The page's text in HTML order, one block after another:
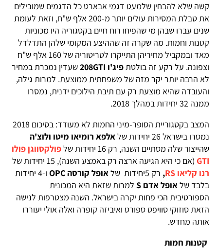
קשה שלא להבחין שלמעט דגמי אבארט כל הדגמים שמובילים
את טבלת המסירות עולים יותר מ-200 אלף ש"ח, וזאת לעומת
שנים עברו שבהן מי שהפיחו רוח חיים בקטגוריה היו מכוניות
קטנות וחמות. מה שקרה זה שההיצע המקומי שלהן התדלדל
מאד ובמקביל מחיריהן התייקרו לטריטוריה של 160 אלף ש"ח
וצפונה. על רקע זה בולטתפיג'ו 208GTIשעדין נמכרת במחיר
לא הרבה יותר יקר מזה של משפחתית ממוצעת. למרות גילה,
והעובדה שהיא מוצעת רק עם תיבת הילוכים ידנית, נמסרו
ממנה 32 יחידות במהלך 2018.
המצב בקטגוריית הסופר-מיני החמות לא מעודד: בסיכום 2018
נמסרו בישראל 26 יחידות של
אלפא רומיאו מיטו ולוצ'ה
שהייצור שלה מסתיים השנה, רק 16 יחידות של
פולקסווגן פולו
GTI (אם כי היא הגיעה ארצה רק באמצע השנה), 15 יחידות של
רנו קליאו RS
, רק 5יחידות של אופל קורסהOPC
ו-4 יחידות
בלבד שלאופל אדם S למרות שזאת היא המכונית
הספורטיבית הכי פחות יקרה בישראל. השנה מצטרפות לנישה
הזאת סוזוקי סוויפט ספורט ואיביזה קופרה ואלה אולי יעוררו
אותה מחדש.
קטנות חמות